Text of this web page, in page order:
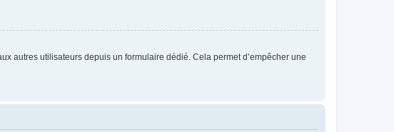
autres utilisateurs depuis un formulaire dédié. Cela permet d’empêcher une